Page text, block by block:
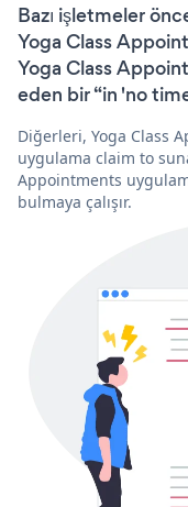
Bazı işletmeler
Yoga Class
Yoga Class
eden bir “in 'no
Diğerleri, Yoga Class
uygulama claim to
Appointments
bulmaya çalışır.